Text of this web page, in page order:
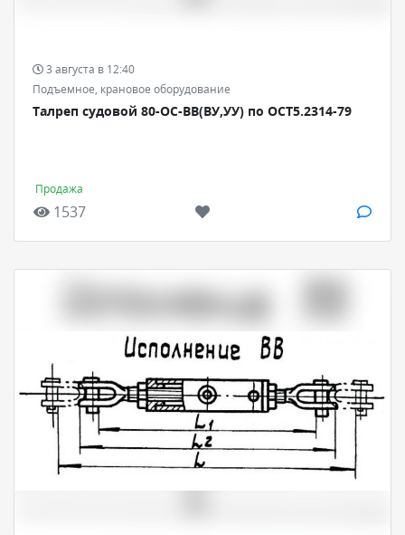
3 августа в 12:40
Подъемное, крановое оборудование
Талреп судовой 80-ОС-ВВ(ВУ,УУ) по ОСТ5.2314-79
Продажа
1537